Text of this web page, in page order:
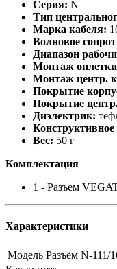
Серия: N
Тип
Марка кабеля:
Волновое
Диапазон
Монтаж
Монтаж центр.
Покрытие
Покрытие
Диэлектрик:
Конструктивное
Вес: 50 г
Комплектация
1 - Разъем
Характеристики
Модель Разъём N-111/